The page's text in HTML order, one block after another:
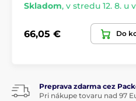
Skladom, v stredu 12. 8. u
66,05 € Do
Preprava zdarma cez
Pri nákupe tovaru nad 97